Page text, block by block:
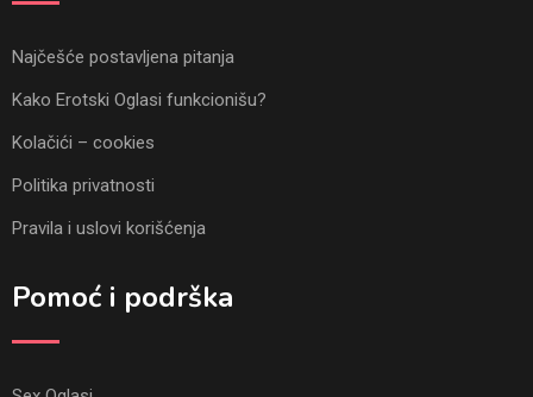
Najčešće postavljena pitanja
Kako Erotski Oglasi funkcionišu?
Kolačići – cookies
Politika privatnosti
Pravila i uslovi korišćenja
Pomoć i podrška